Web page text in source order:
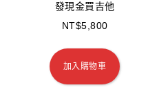
發現金買吉他
NT$5,800
加入購物車